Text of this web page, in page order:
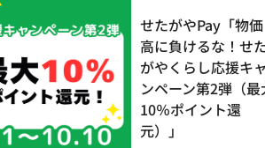
せたがやPay「物価
高に負けるな！せ
がやくらし応援キャ
ンペーン第2弾（最
10％ポイント還
元）」